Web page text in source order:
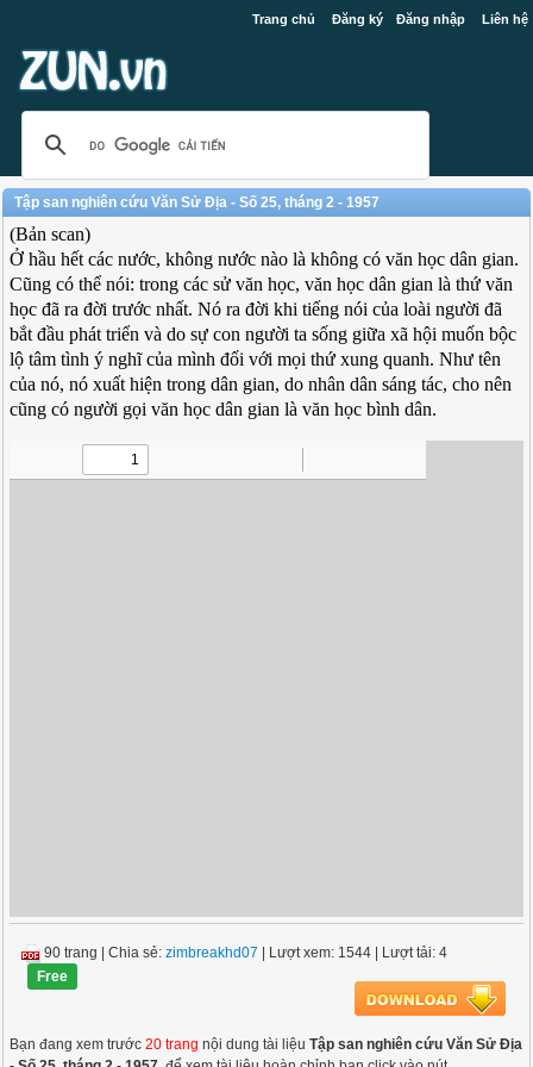
Trang chủ Đăng ký Đăng nhập Liên hệ
Tập san nghiên cứu Văn Sử Địa - Số 25, tháng 2 - 1957
(Bản scan)
Ở hầu hết các nước, không nước nào là không có văn học dân gian.
Cũng có thể nói: trong các sử văn học, văn học dân gian là thứ văn
học đã ra đời trước nhất. Nó ra đời khi tiếng nói của loài người đã
bắt đầu phát triển và do sự con người ta sống giữa xã hội muốn bộc
lộ tâm tình ý nghĩ của mình đối với mọi thứ xung quanh. Như tên
của nó, nó xuất hiện trong dân gian, do nhân dân sáng tác, cho nên
cũng có người gọi văn học dân gian là văn học bình dân.
90 trang |Chia sẻ:zimbreakhd07 | Lượt xem: 1544 | Lượt tải: 4
Free
Bạn đang xem trước20 trang nội dung tài liệuTập san nghiên cứu Văn Sử Địa